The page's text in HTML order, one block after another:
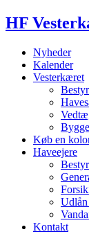
HF
Nyheder
Kalender
Vesterkæret
Køb en
Haveejere
Kontakt